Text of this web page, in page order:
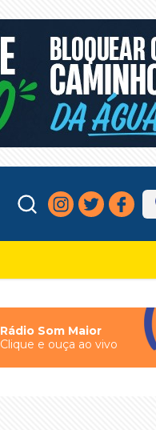
Rádio Som Maior
Clique e ouça ao vivo